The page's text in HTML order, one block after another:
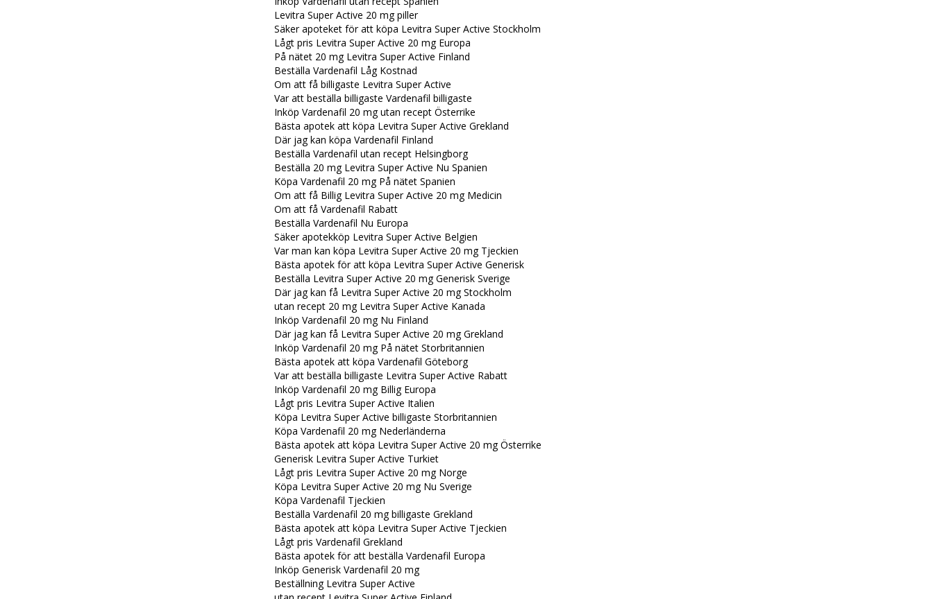
Levitra Super Active 20 mg piller
Säker apoteket för att köpa Levitra Super Active Stockholm
Lågt pris Levitra Super Active 20 mg Europa
På nätet 20 mg Levitra Super Active Finland
Beställa Vardenafil Låg Kostnad
Om att få billigaste Levitra Super Active
Var att beställa billigaste Vardenafil billigaste
Inköp Vardenafil 20 mg utan recept Österrike
Bästa apotek att köpa Levitra Super Active Grekland
Där jag kan köpa Vardenafil Finland
Beställa Vardenafil utan recept Helsingborg
Beställa 20 mg Levitra Super Active Nu Spanien
Köpa Vardenafil 20 mg På nätet Spanien
Om att få Billig Levitra Super Active 20 mg Medicin
Om att få Vardenafil Rabatt
Beställa Vardenafil Nu Europa
Säker apotekköp Levitra Super Active Belgien
Var man kan köpa Levitra Super Active 20 mg Tjeckien
Bästa apotek för att köpa Levitra Super Active Generisk
Beställa Levitra Super Active 20 mg Generisk Sverige
Där jag kan få Levitra Super Active 20 mg Stockholm
utan recept 20 mg Levitra Super Active Kanada
Inköp Vardenafil 20 mg Nu Finland
Där jag kan få Levitra Super Active 20 mg Grekland
Inköp Vardenafil 20 mg På nätet Storbritannien
Bästa apotek att köpa Vardenafil Göteborg
Var att beställa billigaste Levitra Super Active Rabatt
Inköp Vardenafil 20 mg Billig Europa
Lågt pris Levitra Super Active Italien
Köpa Levitra Super Active billigaste Storbritannien
Köpa Vardenafil 20 mg Nederländerna
Bästa apotek att köpa Levitra Super Active 20 mg Österrike
Generisk Levitra Super Active Turkiet
Lågt pris Levitra Super Active 20 mg Norge
Köpa Levitra Super Active 20 mg Nu Sverige
Köpa Vardenafil Tjeckien
Beställa Vardenafil 20 mg billigaste Grekland
Bästa apotek att köpa Levitra Super Active Tjeckien
Lågt pris Vardenafil Grekland
Bästa apotek för att beställa Vardenafil Europa
Inköp Generisk Vardenafil 20 mg
Beställning Levitra Super Active